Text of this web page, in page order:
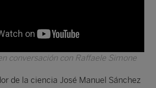
conversación con Raffaele Simone
de la ciencia José Manuel Sánchez